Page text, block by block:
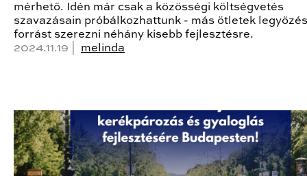
mérhető. Idén már csak a közösségi költségvetés
szavazásain próbálkozhattunk - más ötletek
forrást szerezni néhány kisebb fejlesztésre.
2024.11.19 | melinda